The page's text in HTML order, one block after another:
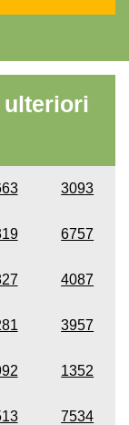
ulteriori
3093
6757
4087
3957
1352
7534